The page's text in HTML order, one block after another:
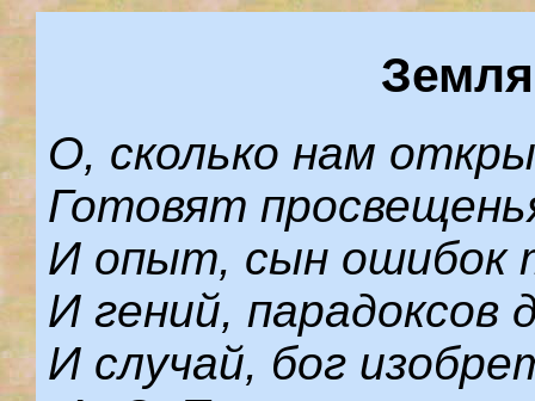
О, сколько нам
Готовят
И опыт, сын ошибок
И гений, парадоксов
И случай, бог